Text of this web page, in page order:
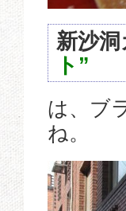
新沙
ト”
は、ブ
ね。